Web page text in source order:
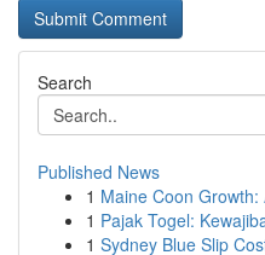
Search
Published News
1 Maine Coon
1 Pajak Togel:
1 Sydney Blue Slip